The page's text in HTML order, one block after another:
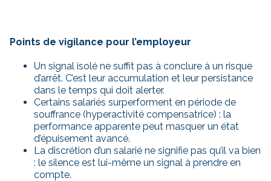
Points de vigilance pour l’employeur
Un signal isolé ne suffit pas à conclure à un risque
d’arrêt. C’est leur accumulation et leur persistance
dans le temps qui doit alerter.
Certains salariés surperforment en période de
souffrance (hyperactivité compensatrice) : la
performance apparente peut masquer un état
d’épuisement avancé.
La discrétion d’un salarié ne signifie pas qu’il va bien
: le silence est lui-même un signal à prendre en
compte.